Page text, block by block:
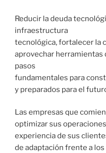
Reducir la deuda
infraestructura
tecnológica, fortalecer la
aprovechar
pasos
fundamentales para
y preparados para el
Las empresas que
optimizar sus
experiencia de sus
de adaptación frente a los